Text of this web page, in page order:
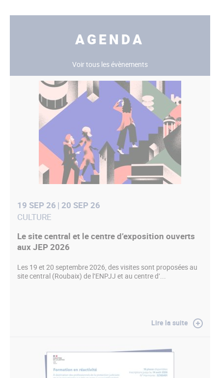
AGENDA
Voir tous les évènements
19 SEP 26 | 20 SEP 26
CULTURE
Le site central et le centre d’exposition ouverts
aux JEP 2026
Les 19 et 20 septembre 2026, des visites sont proposées au
site central (Roubaix) de l’ENPJJ et au centre d’...
Lire la suite